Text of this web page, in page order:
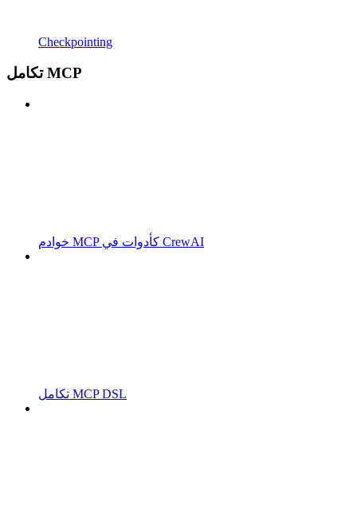
Checkpointing
تكامل MCP
خوادم MCP كأدوات في CrewAI
تكامل MCP DSL